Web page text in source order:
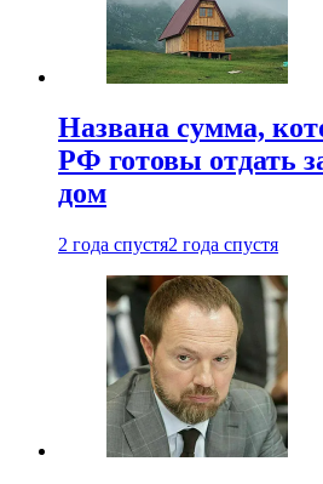
Названа сумма,
РФ готовы отдать
дом
2 года спустя2 года спустя